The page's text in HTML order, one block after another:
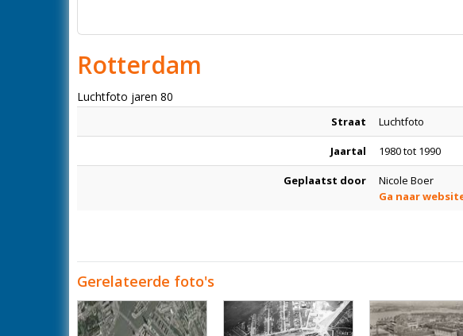
Rotterdam
Luchtfoto jaren 80
Straat Luchtfoto
Jaartal 1980 tot 1990
Geplaatst door
Nicole Boer
Ga naar
Gerelateerde foto's